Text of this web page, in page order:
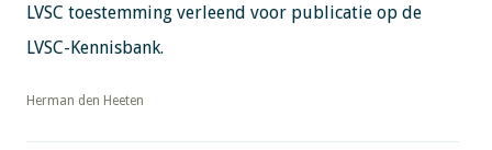
LVSC toestemming verleend voor publicatie op de
LVSC-Kennisbank.
​​​​​​​Herman den Heeten